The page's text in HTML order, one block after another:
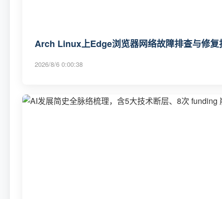
Arch Linux上Edge浏览器网络故障排查与修复
2026/8/6 0:00:38